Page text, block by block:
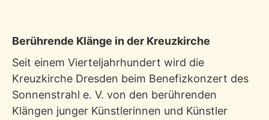
Berührende Klänge in der Kreuzkirche
Seit einem Vierteljahrhundert wird die
Kreuzkirche Dresden beim Benefizkonzert des
Sonnenstrahl e. V. von den berührenden
Klängen junger Künstlerinnen und Künstler